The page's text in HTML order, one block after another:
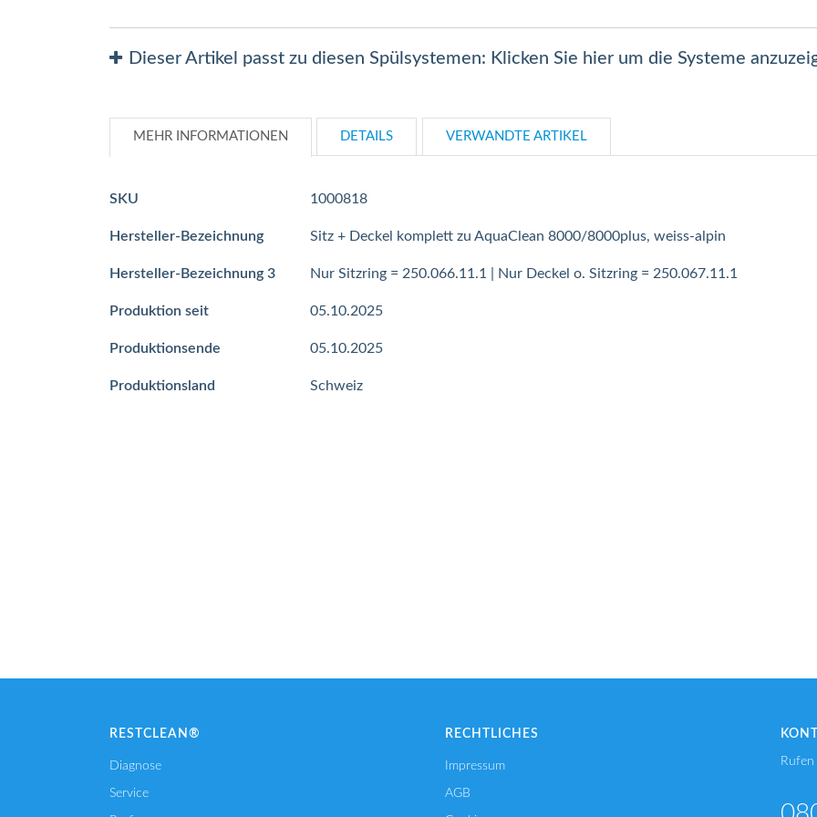
Dieser Artikel passt zu diesen Spülsystemen: Klicken Sie hier um die Systeme
MEHR INFORMATIONEN
Mehr
SKU 1000818
Hersteller-Bezeichnung Sitz + Deckel komplett zu AquaClean 8000/8000plus, weiss-alpin
Hersteller-Bezeichnung 3 Nur Sitzring = 250.066.11.1 | Nur Deckel o. Sitzring = 250.067.11.1
Produktion seit 05.10.2025
Produktionsende 05.10.2025
Produktionsland Schweiz
DETAILS VERWANDTE ARTIKEL
RESTCLEAN®
Diagnose
Service
RECHTLICHES
Impressum
AGB